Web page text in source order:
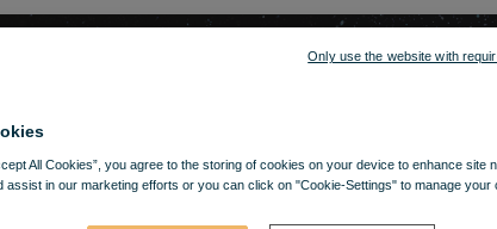
All Cookies”, you agree to the storing of cookies on your device to enhance site
assist in our marketing efforts or you can click on "Cookie-Settings" to manage your
Only use the website with